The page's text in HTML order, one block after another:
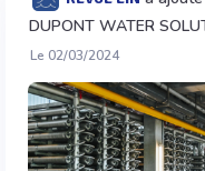
DUPONT WATER
Le 02/03/2024